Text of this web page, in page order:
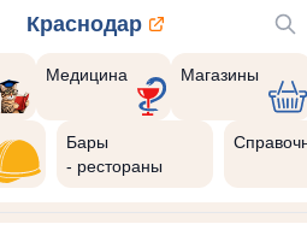
Краснодар
Медицина Магазины
Бары
- рестораны